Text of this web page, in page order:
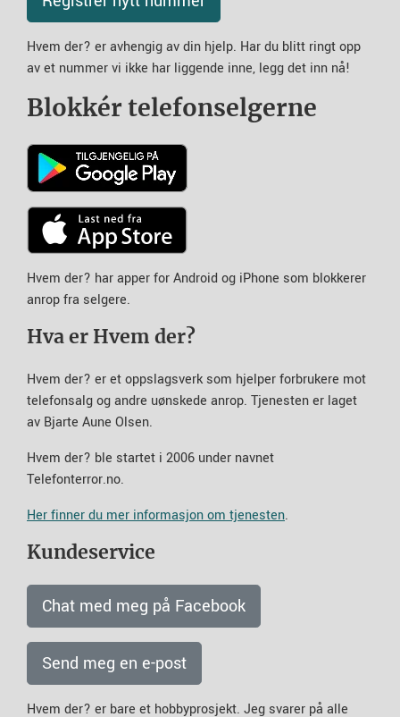
Hvem der? er avhengig av din hjelp. Har du blitt ringt opp
av et nummer vi ikke har liggende inne, legg det inn nå!
Blokkér telefonselgerne
Hvem der? har apper for Android og iPhone som blokkerer
anrop fra selgere.
Hva er Hvem der?
Hvem der? er et oppslagsverk som hjelper forbrukere mot
telefonsalg og andre uønskede anrop. Tjenesten er laget
av Bjarte Aune Olsen.
Hvem der? ble startet i 2006 under navnet
Telefonterror.no.
Her finner du mer informasjon om tjenesten.
Kundeservice
Chat med meg på Facebook
Send meg en e-post
Hvem der? er bare et hobbyprosjekt. Jeg svarer på alle